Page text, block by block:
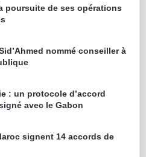
poursuite de ses opérations
nommé conseiller à
: un protocole d’accord
avec le Gabon
signent 14 accords de